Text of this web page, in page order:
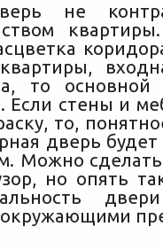
не
то основной
Если стены и
то,
дверь будет
Можно
но опять
окружающими